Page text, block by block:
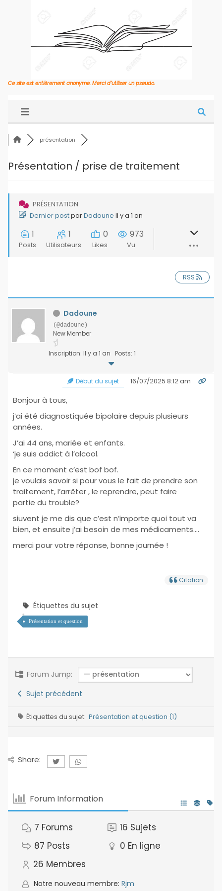
Ce site est entièrement anonyme. Merci d’utiliser un pseudo.
présentation
Présentation / prise de traitement
PRÉSENTATION
Dernier postparDadoune Il y a 1 an
1
Posts
1
Utilisateurs
0
Likes
973
Vu
RSS
Dadoune
(@dadoune)
New Member
Inscription: Il y a 1 an Posts: 1
Début du sujet 16/07/2025 8:12 am
Bonjour à tous,
j’ai été diagnostiquée bipolaire depuis plusieurs
années.
J’ai 44 ans, mariée et enfants.
‘je suis addict à l’alcool.
En ce moment c’est bof bof.
je voulais savoir si pour vous le fait de prendre son
traitement, l’arrêter , le reprendre, peut faire
partie du trouble?
siuvent je me dis que c’est n’importe quoi tout va
bien, et ensuite j’ai besoin de mes médicaments….
merci pour votre réponse, bonne journée !
Citation
Étiquettes du sujet
Présentation et question
Forum Jump:
Sujet précédent
Étiquettes du sujet: Présentation et question (1)
Share:
Forum Information
7 Forums 16 Sujets
87 Posts 0 En ligne
26 Membres
Notre nouveau membre: Rjm